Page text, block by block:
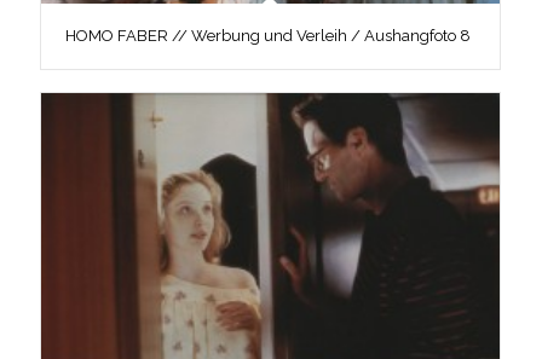
HOMO FABER // Werbung und Verleih / Aushangfoto 8